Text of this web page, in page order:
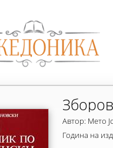
Автор: Мето
Година на